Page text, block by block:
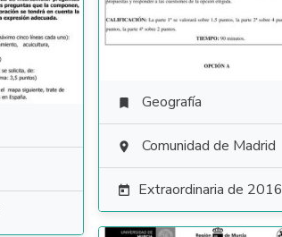
 Geografía
 Comunidad de Madrid
 Extraordinaria de 2016